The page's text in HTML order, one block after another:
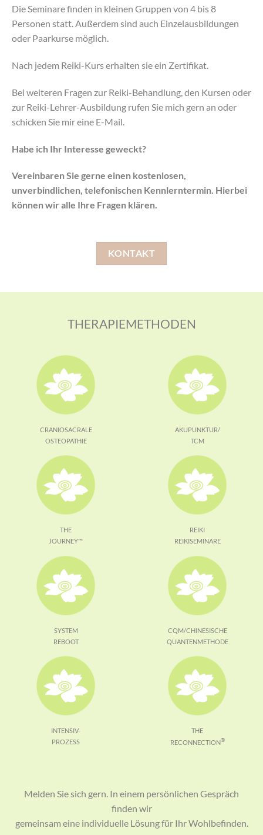
Die Seminare finden in kleinen Gruppen von 4 bis 8
Personen statt. Außerdem sind auch Einzelausbildungen
oder Paarkurse möglich.
Nach jedem Reiki-Kurs erhalten sie ein Zertifikat.
Bei weiteren Fragen zur Reiki-Behandlung, den Kursen oder
zur Reiki-Lehrer-Ausbildung rufen Sie mich gern an oder
schicken Sie mir eine E-Mail.
Habe ich Ihr Interesse geweckt?
Vereinbaren Sie gerne einen kostenlosen,
unverbindlichen, telefonischen Kennlerntermin. Hierbei
können wir alle Ihre Fragen klären.
KONTAKT
THERAPIEMETHODEN
CRANIOSACRALE
OSTEOPATHIE
AKUPUNKTUR/
TCM
THE
JOURNEY™
REIKI
REIKISEMINARE
SYSTEM
REBOOT
CQM/CHINESISCHE
QUANTENMETHODE
INTENSIV-
PROZESS
THE
RECONNECTION®
Melden Sie sich gern. In einem persönlichen Gespräch
finden wir
gemeinsam eine individuelle Lösung für Ihr Wohlbefinden.